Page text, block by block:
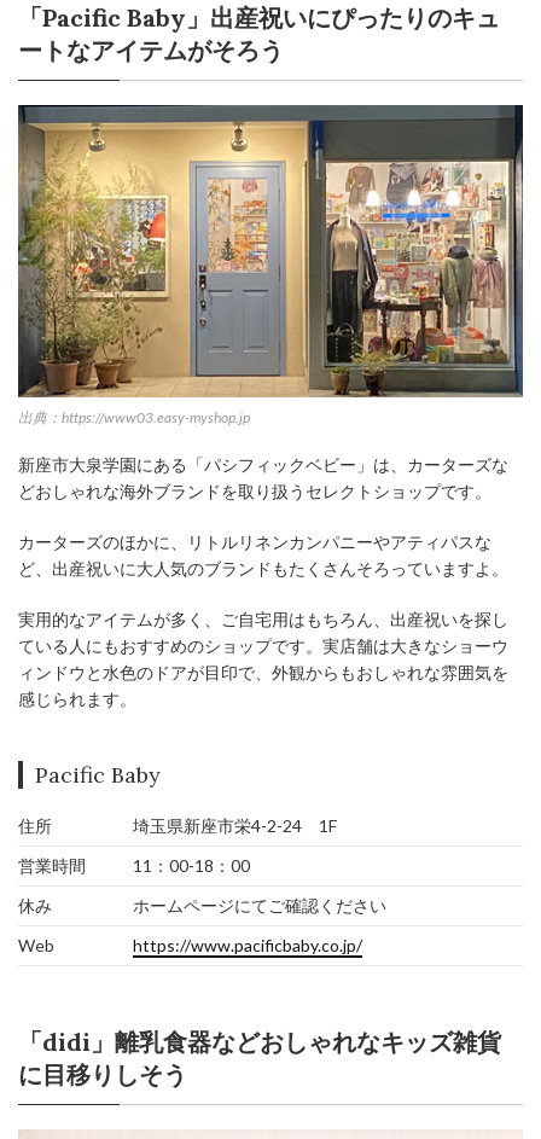
「Pacific Baby」出産祝いにぴったりのキュ
ートなアイテムがそろう
出典：https://www03.easy-myshop.jp
新座市大泉学園にある「パシフィックベビー」は、カーターズな
どおしゃれな海外ブランドを取り扱うセレクトショップです。
カーターズのほかに、リトルリネンカンパニーやアティパスな
ど、出産祝いに大人気のブランドもたくさんそろっていますよ。
実用的なアイテムが多く、ご自宅用はもちろん、出産祝いを探し
ている人にもおすすめのショップです。実店舗は大きなショーウ
ィンドウと水色のドアが目印で、外観からもおしゃれな雰囲気を
感じられます。
Pacific Baby
住所
埼玉県新座市栄4-2-24 1F
営業時間
11：00-18：00
休み
ホームページにてご確認ください
Web
https://www.pacificbaby.co.jp/
「didi」離乳食器などおしゃれなキッズ雑貨
に目移りしそう